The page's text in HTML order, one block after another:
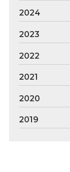
2024
2023
2022
2021
2020
2019